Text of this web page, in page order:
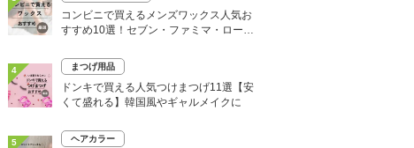
コンビニで買えるメンズワックス人気お
すすめ10選！セブン・ファミマ・ローソ
4 まつげ用品
ドンキで買える人気つけまつげ11選【安
くて盛れる】韓国風やギャルメイクに
5 ヘアカラー